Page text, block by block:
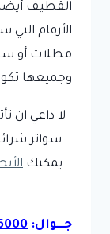
القطيف
الأرقام
مظلات أو
وجميعها
لا داعي ان
سواتر
يمكنك
جـــوال: